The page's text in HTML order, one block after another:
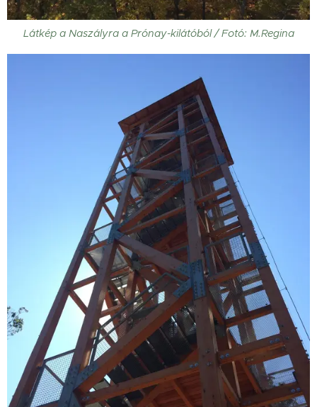
Látkép a Naszályra a Prónay-kilátóból / Fotó: M.Regina